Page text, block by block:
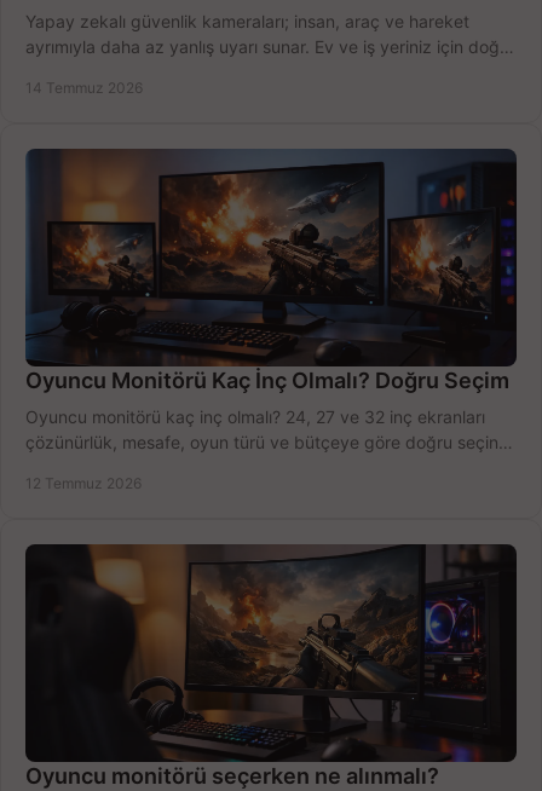
Yapay zekalı güvenlik kameraları; insan, araç ve hareket
ayrımıyla daha az yanlış uyarı sunar. Ev ve iş yeriniz için doğru
14 Temmuz 2026
Oyuncu Monitörü Kaç İnç Olmalı? Doğru Seçim
Oyuncu monitörü kaç inç olmalı? 24, 27 ve 32 inç ekranları
çözünürlük, mesafe, oyun türü ve bütçeye göre doğru seçin,
12 Temmuz 2026
Oyuncu monitörü seçerken ne alınmalı?